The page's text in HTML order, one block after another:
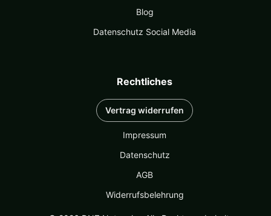
Blog
Datenschutz Social Media
Rechtliches
Vertrag widerrufen
Impressum
Datenschutz
AGB
Widerrufsbelehrung